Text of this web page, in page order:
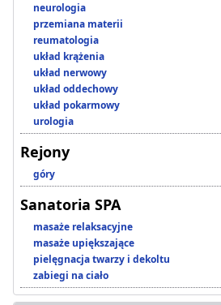
neurologia
przemiana materii
reumatologia
układ krążenia
układ nerwowy
układ oddechowy
układ pokarmowy
urologia
Rejony
góry
Sanatoria SPA
masaże relaksacyjne
masaże upiększające
pielęgnacja twarzy i dekoltu
zabiegi na ciało